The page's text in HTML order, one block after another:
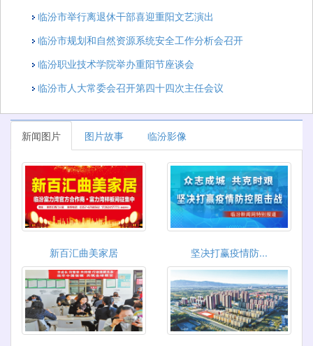
临汾市举行离退休干部喜迎重阳文艺演出
临汾市规划和自然资源系统安全工作分析会召开
临汾职业技术学院举办重阳节座谈会
临汾市人大常委会召开第四十四次主任会议
新闻图片 图片故事 临汾影像
新百汇曲美家居 坚决打赢疫情防...